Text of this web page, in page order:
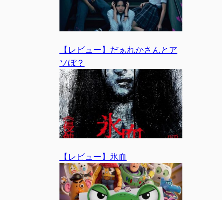
【レビュー】だぁれかさんとア
ソぼ？
【レビュー】氷血